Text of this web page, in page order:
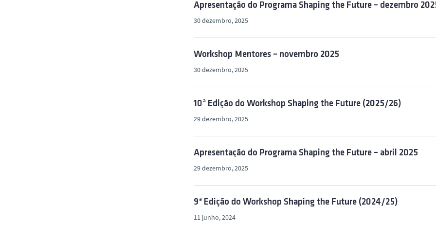
Apresentação do Programa Shaping the Future – dezembro
30 dezembro, 2025
Workshop Mentores – novembro 2025
30 dezembro, 2025
10ª Edição do Workshop Shaping the Future (2025/26)
29 dezembro, 2025
Apresentação do Programa Shaping the Future – abril 2025
29 dezembro, 2025
9ª Edição do Workshop Shaping the Future (2024/25)
11 junho, 2024